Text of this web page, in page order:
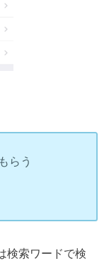
らう
検索ワードで検